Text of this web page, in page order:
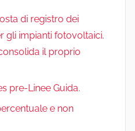
di registro dei
gli impianti fotovoltaici.
il proprio
pre-Linee Guida.
e non